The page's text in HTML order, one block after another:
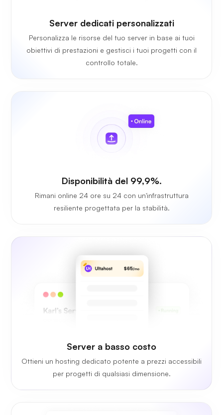
Server dedicati personalizzati
Personalizza le risorse del tuo server in base ai tuoi
obiettivi di prestazioni e gestisci i tuoi progetti con il
controllo totale.
Disponibilità del 99,9%.
Rimani online 24 ore su 24 con un'infrastruttura
resiliente progettata per la stabilità.
Server a basso costo
Ottieni un hosting dedicato potente a prezzi accessibili
per progetti di qualsiasi dimensione.